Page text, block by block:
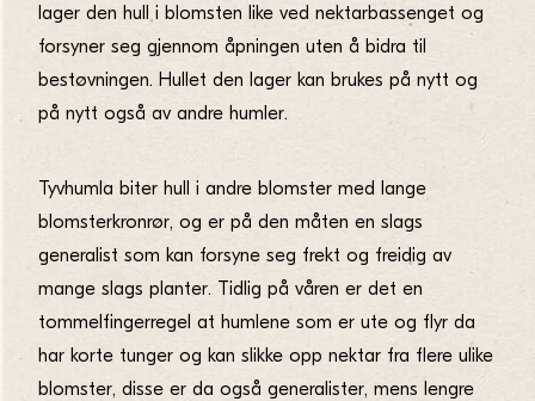
lager den hull i blomsten like ved nektarbassenget og
forsyner seg gjennom åpningen uten å bidra til
bestøvningen. Hullet den lager kan brukes på nytt og
på nytt også av andre humler.
Tyvhumla biter hull i andre blomster med lange
blomsterkronrør, og er på den måten en slags
generalist som kan forsyne seg frekt og freidig av
mange slags planter. Tidlig på våren er det en
tommelfingerregel at humlene som er ute og flyr da
har korte tunger og kan slikke opp nektar fra flere ulike
blomster, disse er da også generalister, mens lengre